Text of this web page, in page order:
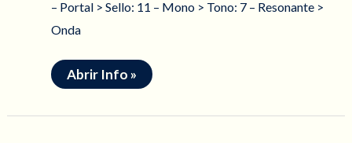
– Portal > Sello: 11 – Mono > Tono: 7 – Resonante >
Onda
Kin
111
Abrir Info »